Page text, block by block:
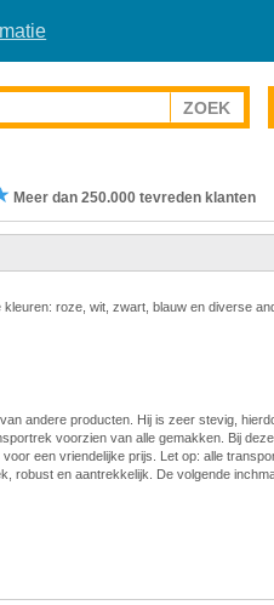
Meer dan 250.000 tevreden klanten
roze, wit, zwart, blauw en diverse
andere producten. Hij is zeer stevig,
voorzien van alle gemakken. Bij deze
een vriendelijke prijs. Let op: alle
robust en aantrekkelijk. De volgende